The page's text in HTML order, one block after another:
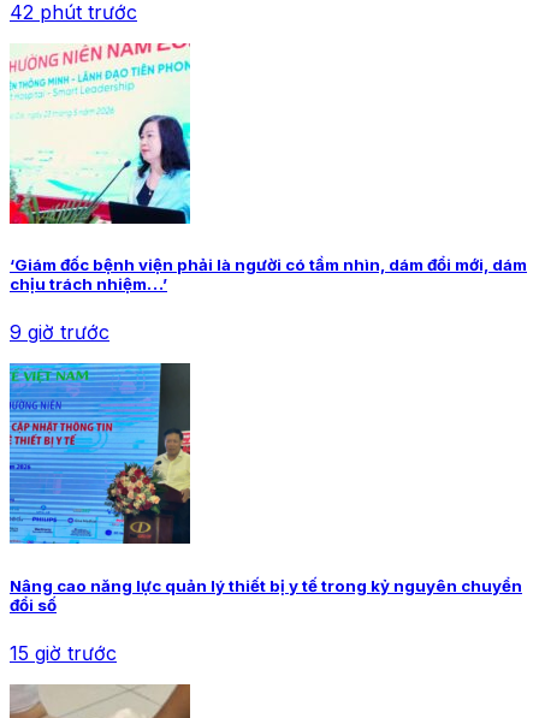
42 phút trước
‘Giám đốc bệnh viện phải là người có tầm nhìn, dám đổi mới, dám
chịu trách nhiệm…’
9 giờ trước
Nâng cao năng lực quản lý thiết bị y tế trong kỷ nguyên chuyển
đổi số
15 giờ trước